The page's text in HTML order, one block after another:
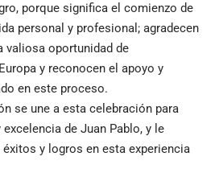
porque significa el comienzo de
personal y profesional; agradecen
valiosa oportunidad de
y reconocen el apoyo y
en este proceso.
se une a esta celebración para
de Juan Pablo, y le
y logros en esta experiencia